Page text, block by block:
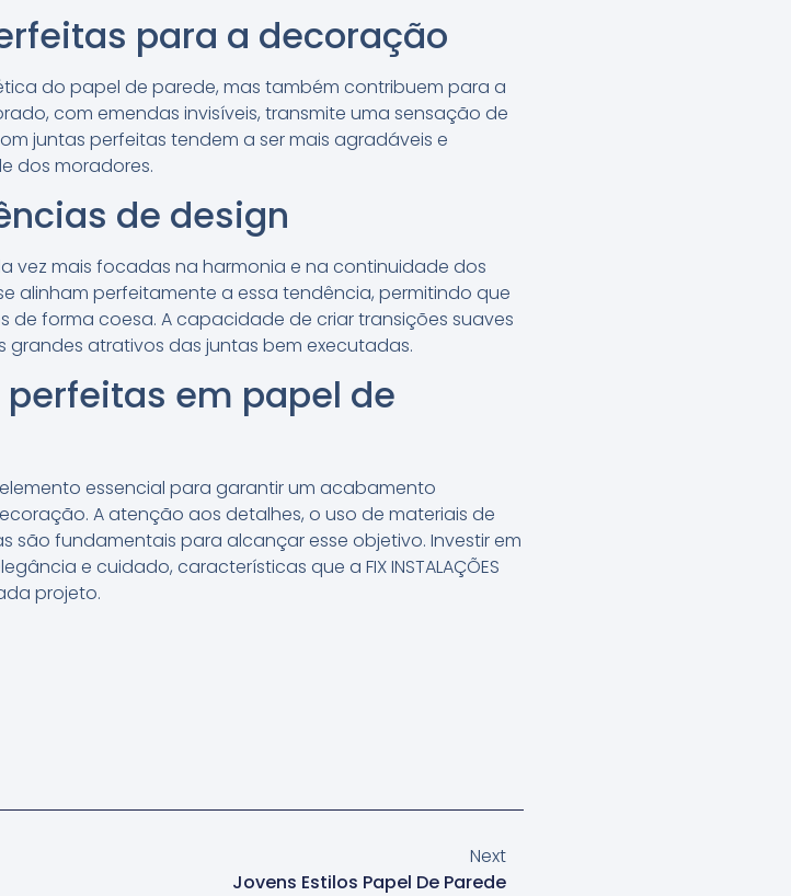
para a decoração
do papel de parede, mas também contribuem para a
com emendas invisíveis, transmite uma sensação de
juntas perfeitas tendem a ser mais agradáveis e
dos moradores.
de design
vez mais focadas na harmonia e na continuidade dos
alinham perfeitamente a essa tendência, permitindo que
forma coesa. A capacidade de criar transições suaves
atrativos das juntas bem executadas.
em papel de
essencial para garantir um acabamento
A atenção aos detalhes, o uso de materiais de
fundamentais para alcançar esse objetivo. Investir em
e cuidado, características que a FIX INSTALAÇÕES
projeto.
Next
Jovens Estilos Papel De Parede